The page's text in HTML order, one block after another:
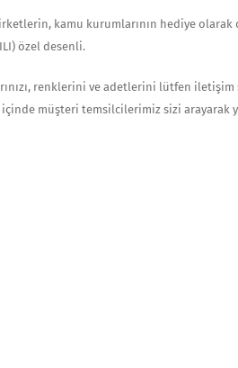
kamu kurumlarının hediye olarak
özel desenli.
renklerini ve adetlerini lütfen
içinde müşteri temsilcilerimiz sizi